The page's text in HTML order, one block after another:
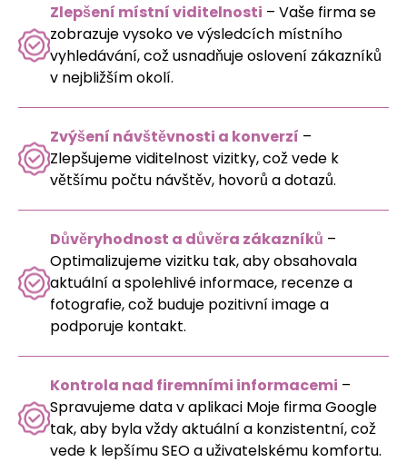
Zlepšení místní viditelnosti – Vaše firma se
zobrazuje vysoko ve výsledcích místního
vyhledávání, což usnadňuje oslovení zákazníků
v nejbližším okolí.
Zvýšení návštěvnosti a konverzí –
Zlepšujeme viditelnost vizitky, což vede k
většímu počtu návštěv, hovorů a dotazů.
Důvěryhodnost a důvěra zákazníků –
Optimalizujeme vizitku tak, aby obsahovala
aktuální a spolehlivé informace, recenze a
fotografie, což buduje pozitivní image a
podporuje kontakt.
Kontrola nad firemními informacemi –
Spravujeme data v aplikaci Moje firma Google
tak, aby byla vždy aktuální a konzistentní, což
vede k lepšímu SEO a uživatelskému komfortu.